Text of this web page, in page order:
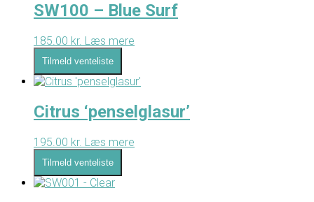
SW100 – Blue Surf
185.00 kr. Læs mere
Tilmeld venteliste
Citrus ‘penselglasur’
195.00 kr. Læs mere
Tilmeld venteliste